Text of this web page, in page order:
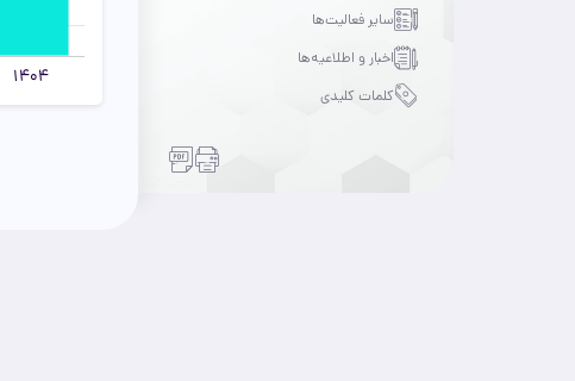
سایر فعالیت‌ها
اخبار و اطلاعیه‌ها
کلمات کلیدی